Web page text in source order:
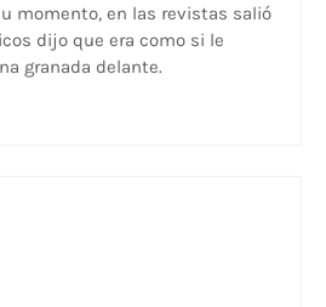
momento, en las revistas salió
dijo que era como si le
granada delante.